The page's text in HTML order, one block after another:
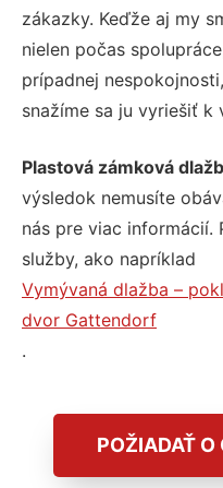
zákazky. Keďže aj my
nielen počas
prípadnej
snažíme sa ju vyriešiť k
Plastová zámková
výsledok nemusíte
nás pre viac informácií.
služby, ako napríklad
Vymývaná dlažba –
dvor Gattendorf
.
POŽIADAŤ O